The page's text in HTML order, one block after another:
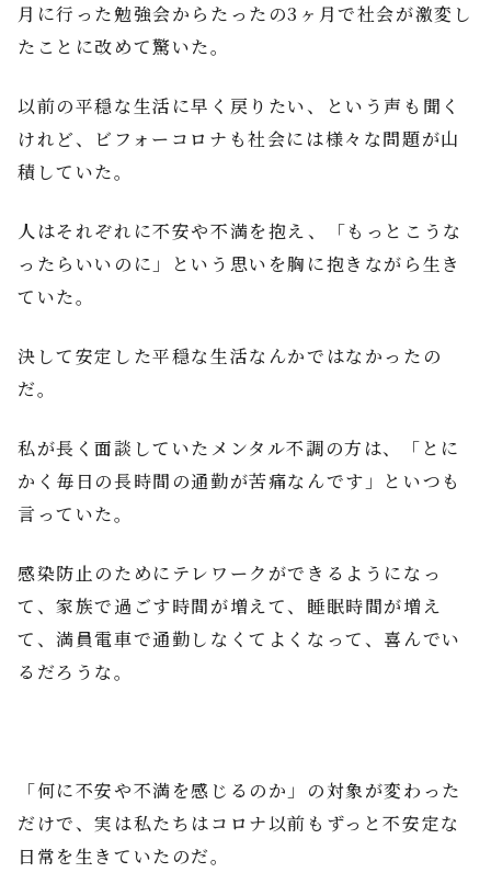
月に行った勉強会からたったの3ヶ月で社会が激変し
たことに改めて驚いた。
以前の平穏な生活に早く戻りたい、という声も聞く
けれど、ビフォーコロナも社会には様々な問題が山
積していた。
人はそれぞれに不安や不満を抱え、「もっとこうな
ったらいいのに」という思いを胸に抱きながら生き
ていた。
決して安定した平穏な生活なんかではなかったの
だ。
私が長く面談していたメンタル不調の方は、「とに
かく毎日の長時間の通勤が苦痛なんです」といつも
言っていた。
感染防止のためにテレワークができるようになっ
て、家族で過ごす時間が増えて、睡眠時間が増え
て、満員電車で通勤しなくてよくなって、喜んでい
るだろうな。
「何に不安や不満を感じるのか」の対象が変わった
だけで、実は私たちはコロナ以前もずっと不安定な
日常を生きていたのだ。